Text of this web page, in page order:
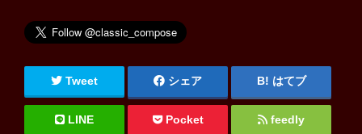
Tweet シェア はてブ
LINE Pocket feedly